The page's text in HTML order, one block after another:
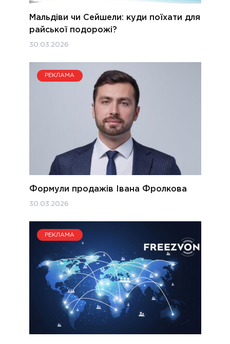
Мальдіви чи Сейшели: куди поїхати для
райської подорожі?
30.03.2026
РЕКЛАМА
Формули продажів Івана Фролкова
30.03.2026
РЕКЛАМА